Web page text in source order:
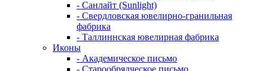
- Санлайт (Sunlight)
- Свердловская ювелирно-гранильная
фабрика
- Таллиннская ювелирная фабрика
Иконы
- Академическое письмо
- Старообрядческое письмо